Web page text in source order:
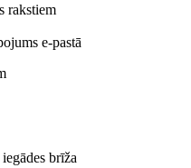
rakstiem
e-pastā
brīža